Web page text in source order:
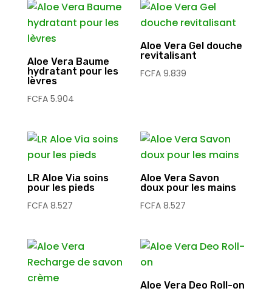
Aloe Vera Baume
hydratant pour les
lèvres
FCFA5.904
Aloe Vera Gel douche
revitalisant
FCFA 9.839
LR Aloe Via soins
pour les pieds
FCFA8.527
Aloe Vera Savon
doux pour les mains
FCFA 8.527
Aloe Vera Deo Roll-on